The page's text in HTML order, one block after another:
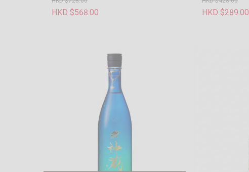
HKD $568.00 HKD $289.00